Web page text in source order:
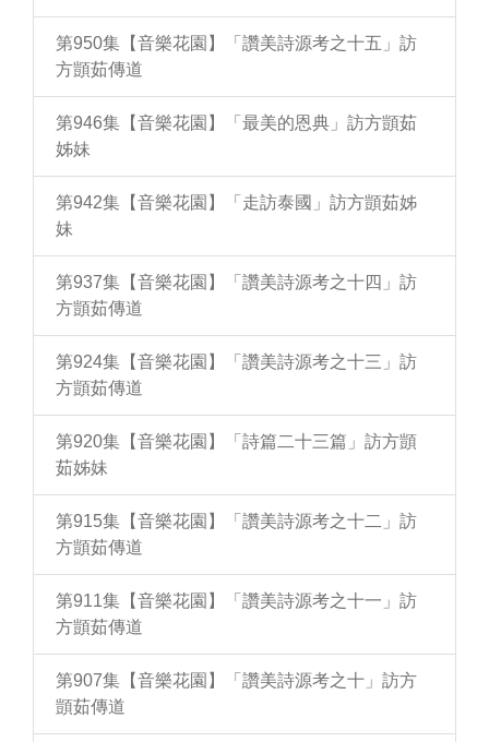
第950集【音樂花園】「讚美詩源考之十五」訪
方顗茹傳道
第946集【音樂花園】「最美的恩典」訪方顗茹
姊妹
第942集【音樂花園】「走訪泰國」訪方顗茹姊
妹
第937集【音樂花園】「讚美詩源考之十四」訪
方顗茹傳道
第924集【音樂花園】「讚美詩源考之十三」訪
方顗茹傳道
第920集【音樂花園】「詩篇二十三篇」訪方顗
茹姊妹
第915集【音樂花園】「讚美詩源考之十二」訪
方顗茹傳道
第911集【音樂花園】「讚美詩源考之十一」訪
方顗茹傳道
第907集【音樂花園】「讚美詩源考之十」訪方
顗茹傳道